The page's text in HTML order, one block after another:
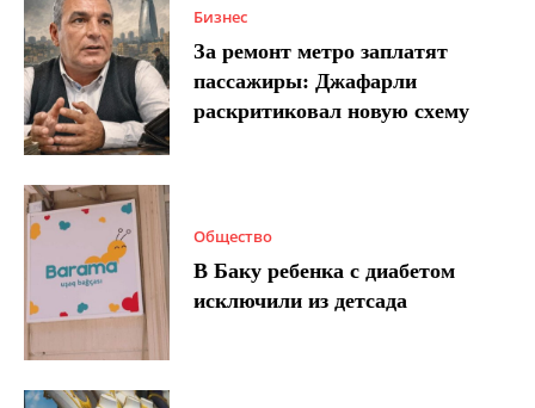
Бизнес
За ремонт метро заплатят
пассажиры: Джафарли
раскритиковал новую схему
Общество
В Баку ребенка с диабетом
исключили из детсада